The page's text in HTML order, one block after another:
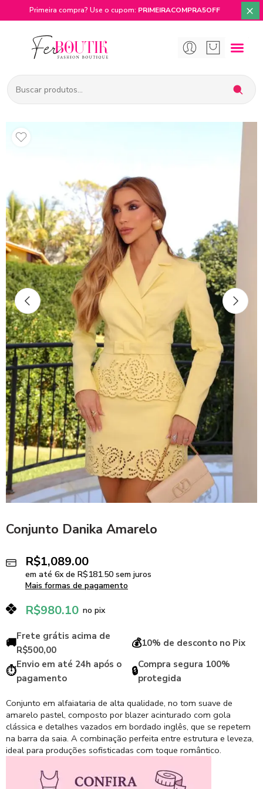
Primeira compra? Use o cupom: PRIMEIRACOMPRA5OFF ×
Conjunto Danika Amarelo
R$1,089.00
em até 6x de R$181.50 sem juros
Mais formas de pagamento
R$980.10 no pix
🚚Frete grátis acima de
R$500,00
💰10% de desconto no Pix
⏱️Envio em até 24h após o
pagamento
🔒Compra segura 100%
protegida
Conjunto em alfaiataria de alta qualidade, no tom suave de
amarelo pastel, composto por blazer acinturado com gola
clássica e detalhes vazados em bordado inglês, que se repetem
na barra da saia. A combinação perfeita entre estrutura e leveza,
ideal para produções sofisticadas com toque romântico.